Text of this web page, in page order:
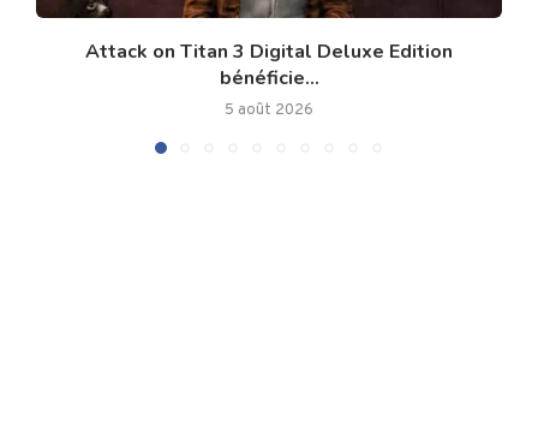
Attack on Titan 3 Digital Deluxe Edition
bénéficie...
5 août 2026